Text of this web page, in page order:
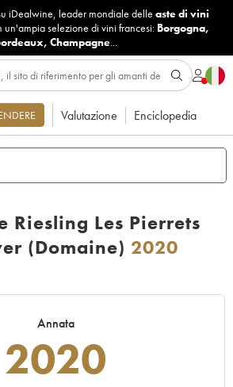
iDealwine, leader mondiale delle aste di vini
un'ampia selezione di vini francesi: Borgogna,
, Champagne...
Valutazione Enciclopedia
Riesling Les Pierrets
(Domaine) 2020
Annata
2020